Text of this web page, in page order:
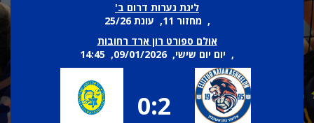
ליגת נערות דרום ב'
, מחזור 11, עונת 25/26
אולם ספורט רון ארד רחובות
, יום יום שישי, 09/01/2026, 14:45
0:2